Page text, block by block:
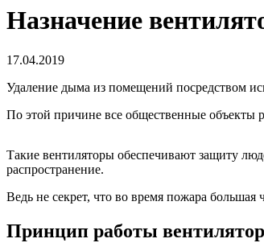
Назначение
17.04.2019
Удаление дыма из помещений посредством
По этой причине все общественные объекты
Такие вентиляторы обеспечивают защиту
распространение.
Ведь не секрет, что во время пожара
Принцип работы